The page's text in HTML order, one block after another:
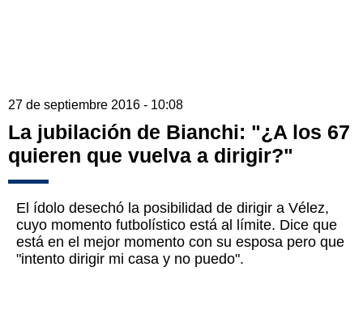
27 de septiembre 2016 - 10:08
La jubilación de Bianchi: "¿A los 67
quieren que vuelva a dirigir?"
El ídolo desechó la posibilidad de dirigir a Vélez,
cuyo momento futbolístico está al límite. Dice que
está en el mejor momento con su esposa pero que
"intento dirigir mi casa y no puedo".